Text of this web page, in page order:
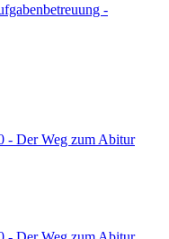
-
- Der Weg zum Abitur